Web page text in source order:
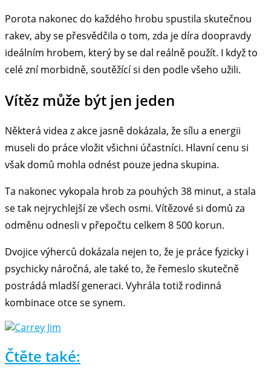
Porota nakonec do každého hrobu spustila skutečnou
rakev, aby se přesvědčila o tom, zda je díra doopravdy
ideálním hrobem, který by se dal reálně použít. I když to
celé zní morbidně, soutěžící si den podle všeho užili.
Vítěz může být jen jeden
Některá videa z akce jasně dokázala, že sílu a energii
museli do práce vložit všichni účastníci. Hlavní cenu si
však domů mohla odnést pouze jedna skupina.
Ta nakonec vykopala hrob za pouhých 38 minut, a stala
se tak nejrychlejší ze všech osmi. Vítězové si domů za
odměnu odnesli v přepočtu celkem 8 500 korun.
Dvojice výherců dokázala nejen to, že je práce fyzicky i
psychicky náročná, ale také to, že řemeslo skutečně
postrádá mladší generaci. Vyhrála totiž rodinná
kombinace otce se synem.
Čtěte také: